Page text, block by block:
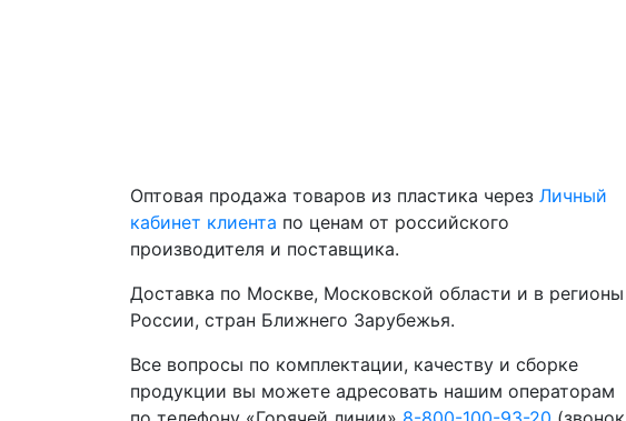
Оптовая продажа товаров из пластика через Личный
кабинет клиента по ценам от российского
производителя и поставщика.
Доставка по Москве, Московской области и в регионы
России, стран Ближнего Зарубежья.
Все вопросы по комплектации, качеству и сборке
продукции вы можете адресовать нашим операторам